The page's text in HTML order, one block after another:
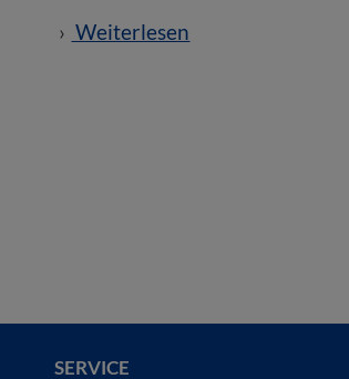
Weiterlesen
SERVICE